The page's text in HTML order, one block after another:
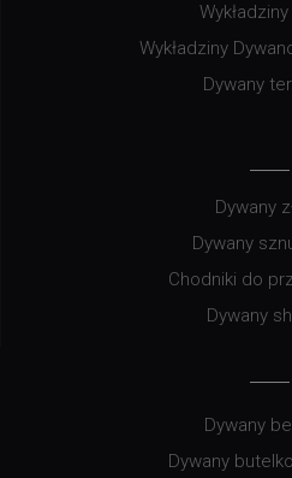
Wykładziny
Dywany
Dywany
Dywany
Chodniki do
Dywany
Dywany
Dywany